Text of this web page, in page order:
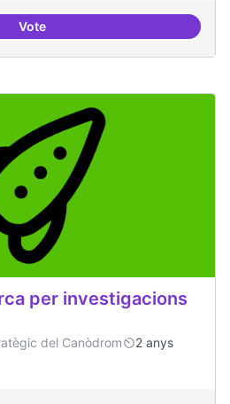
VoteDrets Humans i capa digital
per investigacions
del Canòdrom
2 anys